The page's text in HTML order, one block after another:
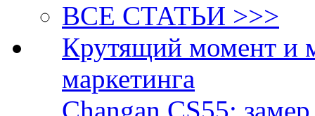
ВСЕ СТАТЬИ >>>
Крутящий момент и
маркетинга